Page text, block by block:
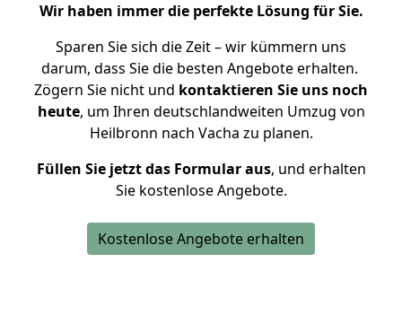
Wir haben immer die perfekte Lösung für Sie.
Sparen Sie sich die Zeit – wir kümmern uns
darum, dass Sie die besten Angebote erhalten.
Zögern Sie nicht und kontaktieren Sie uns noch
heute, um Ihren deutschlandweiten Umzug von
Heilbronn nach Vacha zu planen.
Füllen Sie jetzt das Formular aus, und erhalten
Sie kostenlose Angebote.
Kostenlose Angebote erhalten